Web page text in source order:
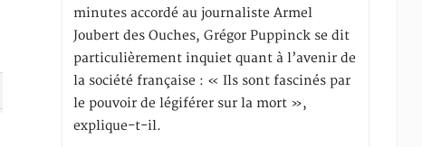
minutes accordé au journaliste Armel
Joubert des Ouches, Grégor Puppinck se dit
particulièrement inquiet quant à l’avenir de
la société française : « Ils sont fascinés par
le pouvoir de légiférer sur la mort »,
explique-t-il.